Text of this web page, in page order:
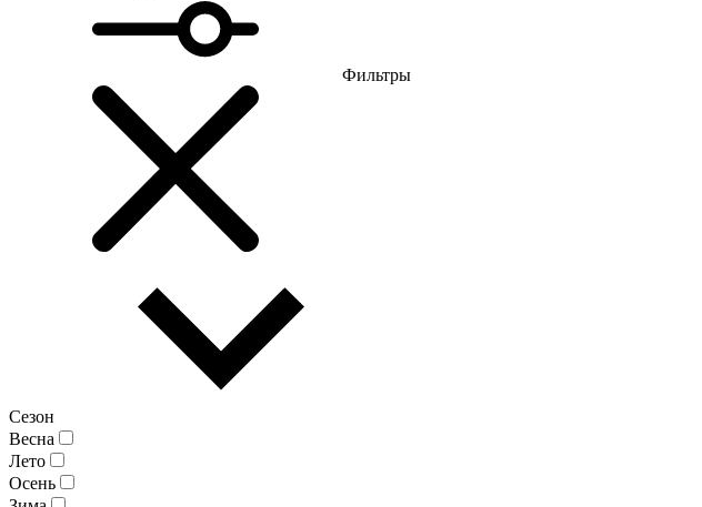
Фильтры
Сезон
Весна
Лето
Осень